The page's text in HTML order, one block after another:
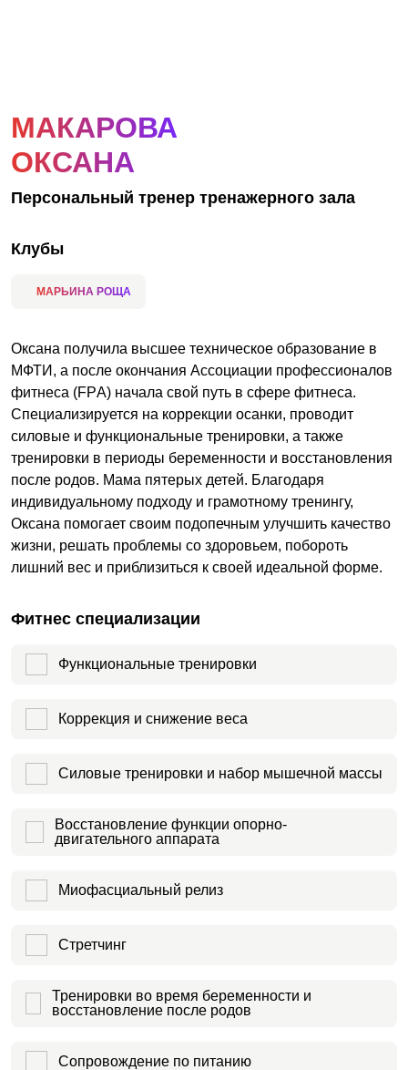
МАКАРОВА
ОКСАНА
Персональный тренер тренажерного зала
Клубы
МАРЬИНА РОЩА
Оксана получила высшее техническое образование в
МФТИ, а после окончания Ассоциации профессионалов
фитнеса (FPА) начала свой путь в сфере фитнеса.
Специализируется на коррекции осанки, проводит
силовые и функциональные тренировки, а также
тренировки в периоды беременности и восстановления
после родов. Мама пятерых детей. Благодаря
индивидуальному подходу и грамотному тренингу,
Оксана помогает своим подопечным улучшить качество
жизни, решать проблемы со здоровьем, побороть
лишний вес и приблизиться к своей идеальной форме.
Фитнес специализации
Функциональные тренировки
Коррекция и снижение веса
Силовые тренировки и набор мышечной массы
Восстановление функции опорно-
двигательного аппарата
Миофасциальный релиз
Стретчинг
Тренировки во время беременности и
восстановление после родов
Сопровождение по питанию